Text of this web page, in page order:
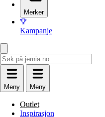
Merker
Kampanje
Meny Meny
Outlet
Inspirasjon